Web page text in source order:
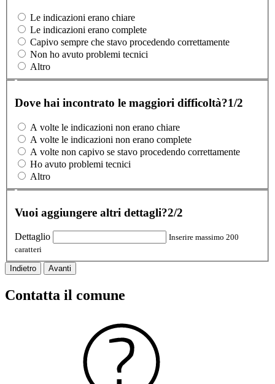
Le indicazioni erano chiare
Le indicazioni erano complete
Capivo sempre che stavo procedendo correttamente
Non ho avuto problemi tecnici
Altro
Dove hai incontrato le maggiori difficoltà?1/2
A volte le indicazioni non erano chiare
A volte le indicazioni non erano complete
A volte non capivo se stavo procedendo correttamente
Ho avuto problemi tecnici
Altro
Vuoi aggiungere altri dettagli?2/2
Dettaglio
Inserire massimo 200
caratteri
Indietro Avanti
Contatta il comune